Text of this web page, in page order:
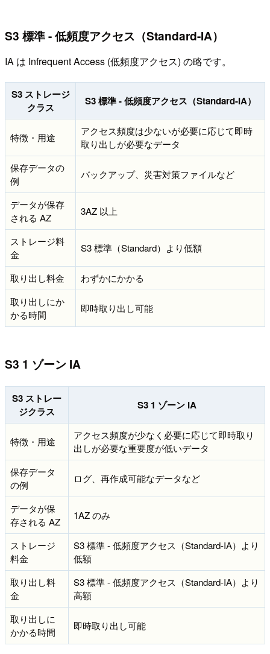
S3 標準 - 低頻度アクセス（Standard-IA）
IA は Infrequent Access (低頻度アクセス) の略です。
S3 ストレージ
クラス
S3 標準 - 低頻度アクセス（Standard-IA）
特徴・用途
アクセス頻度は少ないが必要に応じて即時
取り出しが必要なデータ
保存データの
例
バックアップ、災害対策ファイルなど
データが保存
される AZ
3AZ 以上
ストレージ料
金
S3 標準（Standard）より低額
取り出し料金
わずかにかかる
取り出しにか
かる時間
即時取り出し可能
S3 1 ゾーン IA
S3 ストレー
ジクラス
S3 1 ゾーン IA
特徴・用途
アクセス頻度が少なく必要に応じて即時取り
出しが必要な重要度が低いデータ
保存データ
の例
ログ、再作成可能なデータなど
データが保
存される AZ
1AZ のみ
ストレージ
料金
S3 標準 - 低頻度アクセス（Standard-IA）より
低額
取り出し料
金
S3 標準 - 低頻度アクセス（Standard-IA）より
高額
取り出しに
かかる時間
即時取り出し可能